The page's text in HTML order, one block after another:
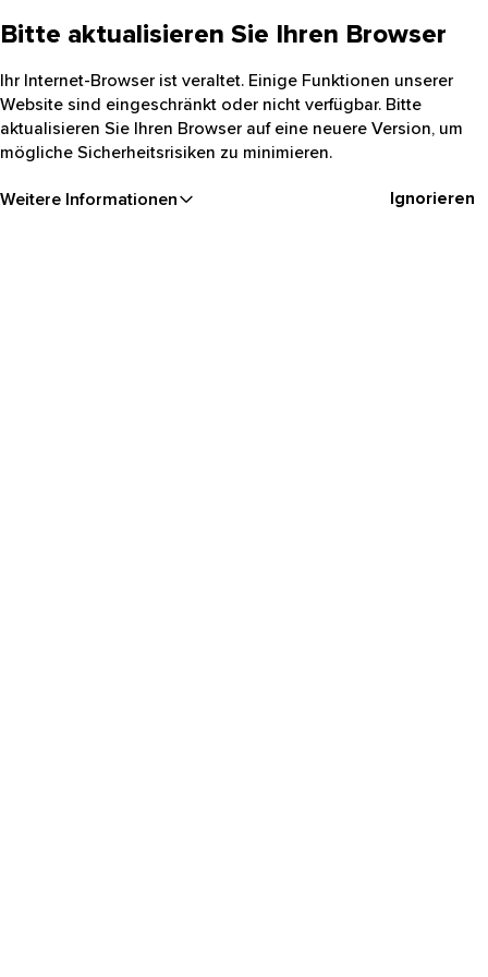
Bitte aktualisieren Sie Ihren Browser
Ihr Internet-Browser ist veraltet. Einige Funktionen unserer
Website sind eingeschränkt oder nicht verfügbar. Bitte
aktualisieren Sie Ihren Browser auf eine neuere Version, um
mögliche Sicherheitsrisiken zu minimieren.
Weitere Informationen Ignorieren